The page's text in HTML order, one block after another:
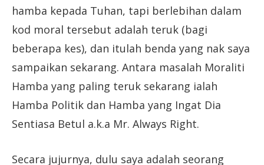
hamba kepada Tuhan, tapi berlebihan dalam
kod moral tersebut adalah teruk (bagi
beberapa kes), dan itulah benda yang nak saya
sampaikan sekarang. Antara masalah Moraliti
Hamba yang paling teruk sekarang ialah
Hamba Politik dan Hamba yang Ingat Dia
Sentiasa Betul a.k.a Mr. Always Right.
Secara jujurnya, dulu saya adalah seorang